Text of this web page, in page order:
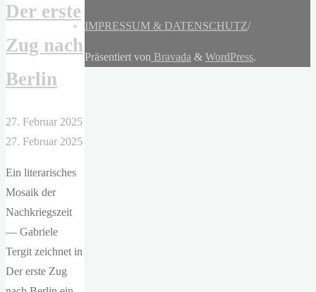
Der erste
Zug nach
Berlin
27. Februar 2025
27. Februar 2025
Ein literarisches
Mosaik der
Nachkriegszeit
— Gabriele
Tergit zeichnet in
Der erste Zug
IMPRESSUM & DATENSCHUTZ/
Präsentiert von Bravada & WordPress.